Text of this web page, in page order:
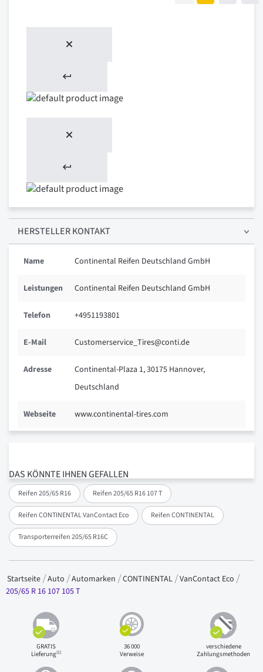
DAS KÖNNTE IHNEN GEFALLEN
Reifen 205/65 R16 Reifen 205/65 R16 107 T
Reifen CONTINENTAL VanContact Eco Reifen CONTINENTAL
Transporterreifen 205/65 R16C
HERSTELLER KONTAKT
Name Continental Reifen Deutschland GmbH
Leistungen Continental Reifen Deutschland GmbH
Telefon +4951193801
E-Mail Customerservice_Tires@conti.de
Adresse
Continental-Plaza 1, 30175 Hannover,
Deutschland
Webseite www.continental-tires.com
Startseite Auto Automarken CONTINENTAL VanContact Eco
205/65 R 16 107 105 T
GRATIS
Lieferung(1)
36 000
Verweise
verschiedene
Zahlungsmethoden